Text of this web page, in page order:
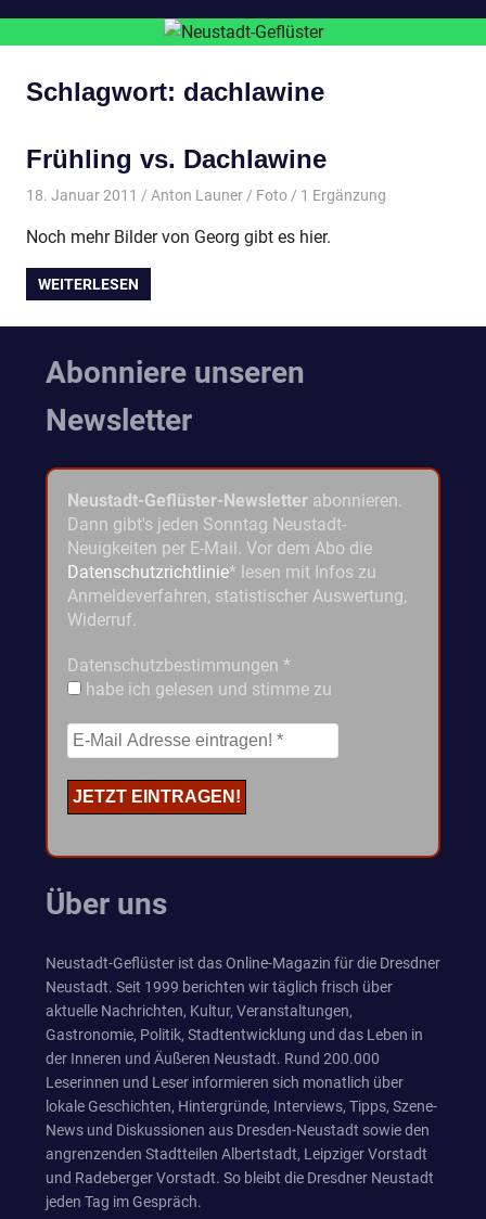
Schlagwort: dachlawine
Frühling vs. Dachlawine
18. Januar 2011 Anton Launer Foto/ 1 Ergänzung
Noch mehr Bilder von Georg gibt es hier.
WEITERLESEN
Abonniere unseren
Newsletter
Neustadt-Geflüster-Newsletter abonnieren.
Dann gibt's jeden Sonntag Neustadt-
Neuigkeiten per E-Mail. Vor dem Abo die
Datenschutzrichtlinie* lesen mit Infos zu
Anmeldeverfahren, statistischer Auswertung,
Widerruf.
Datenschutzbestimmungen *
habe ich gelesen und stimme zu
Über uns
Neustadt-Geflüster ist das Online-Magazin für die Dresdner
Neustadt. Seit 1999 berichten wir täglich frisch über
aktuelle Nachrichten, Kultur, Veranstaltungen,
Gastronomie, Politik, Stadtentwicklung und das Leben in
der Inneren und Äußeren Neustadt. Rund 200.000
Leserinnen und Leser informieren sich monatlich über
lokale Geschichten, Hintergründe, Interviews, Tipps, Szene-
News und Diskussionen aus Dresden-Neustadt sowie den
angrenzenden Stadtteilen Albertstadt, Leipziger Vorstadt
und Radeberger Vorstadt. So bleibt die Dresdner Neustadt
jeden Tag im Gespräch.